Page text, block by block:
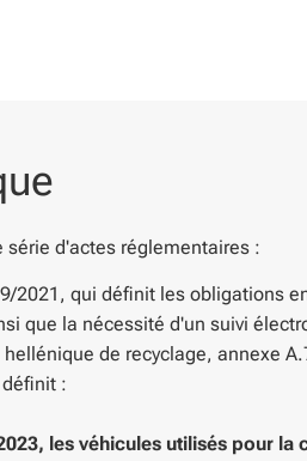
d'actes réglementaires :
2021, qui définit les obligations
que la nécessité d'un suivi
de recyclage, annexe
:
les véhicules utilisés pour la